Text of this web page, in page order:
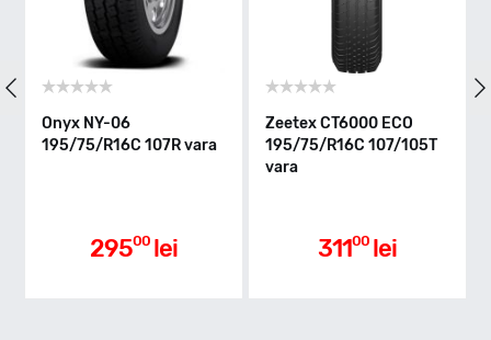
110/108
Aderenta pe carosabil ud
Onyx NY-06
195/75/R16C 107R vara
29500 lei
Zeetex CT6000 ECO
195/75/R16C 107/105T
vara
31100 lei